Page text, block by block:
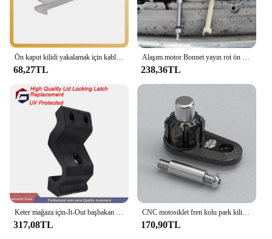
68,27TL 238,36TL
317,08TL
CNC motosiklet fren kolu park kilidi yakalamak için fren anahtarı tutucu Yamaha NMAX 155 NMAX 125 NSS 300/350/750 XMAX 400/300/250
170,90TL